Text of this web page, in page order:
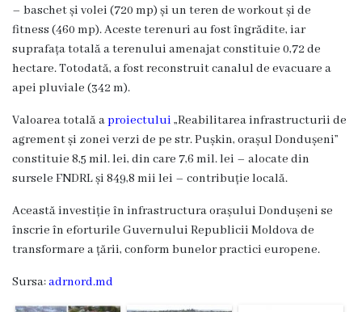
Declarația
de
răspundere
managerială
Regulamentul
intern
Planuri
de
acțiuni
– baschet și volei (720 mp) și un teren de workout și de
fitness (460 mp). Aceste terenuri au fost îngrădite, iar
suprafața totală a terenului amenajat constituie 0,72 de
hectare. Totodată, a fost reconstruit canalul de evacuare a
apei pluviale (342 m).
Valoarea totală aproiectului „Reabilitarea infrastructurii de
agrement și zonei verzi de pe str. Pușkin, orașul Dondușeni”
constituie 8,5 mil. lei, din care 7,6 mil. lei – alocate din
sursele FNDRL și 849,8 mii lei – contribuție locală.
Această investiție în infrastructura orașului Dondușeni se
înscrie în eforturile Guvernului Republicii Moldova de
transformare a țării, conform bunelor practici europene.
Sursa:adrnord.md